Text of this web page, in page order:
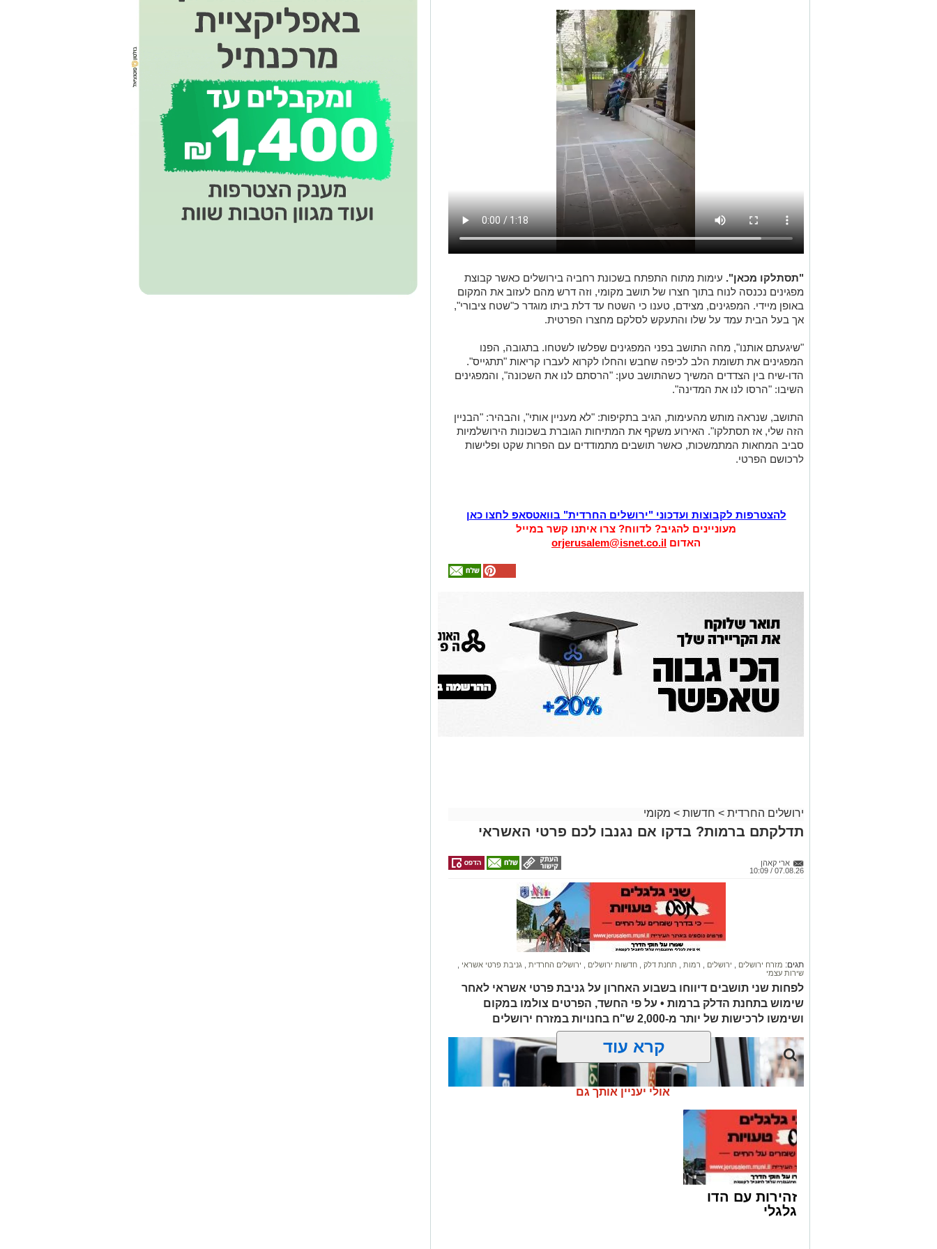
"תסתלקו מכאן". עימות מתוח התפתח בשכונת רחביה בירושלים כאשר קבוצת
מפגינים נכנסה לנוח בתוך חצרו של תושב מקומי, וזה דרש מהם לעזוב את המקום
באופן מיידי. המפגינים, מצידם, טענו כי השטח עד דלת ביתו מוגדר כ"שטח ציבורי",
אך בעל הבית עמד על שלו והתעקש לסלקם מחצרו הפרטית.
"שיגעתם אותנו", מחה התושב בפני המפגינים שפלשו לשטחו. בתגובה, הפנו
המפגינים את תשומת הלב לכיפה שחבש והחלו לקרוא לעברו קריאות "תתגייס".
הדו-שיח בין הצדדים המשיך כשהתושב טען: "הרסתם לנו את השכונה", והמפגינים
השיבו: "הרסו לנו את המדינה".
התושב, שנראה מותש מהעימות, הגיב בתקיפות: "לא מעניין אותי", והבהיר: "הבניין
הזה שלי, אז תסתלקו". האירוע משקף את המתיחות הגוברת בשכונות הירושלמיות
סביב המחאות המתמשכות, כאשר תושבים מתמודדים עם הפרות שקט ופלישות
לרכושם הפרטי.
להצטרפות לקבוצות ועדכוני "ירושלים החרדית" בוואטסאפ לחצו כאן
מעוניינים להגיב? לדווח? צרו איתנו קשר במייל
האדום orjerusalem@isnet.co.il
גם
גלגלי
ירושלים החרדית > חדשות > מקומי
תדלקתם ברמות? בדקו אם נגנבו לכם פרטי האשראי
ארי קאהן
07.08.26 / 10:09
תגים: מזרח ירושלים ירושלים רמות תחנת דלק חדשות ירושלים ירושלים החרדית גניבת פרטי אשראי
שירות עצמי
לפחות שני תושבים דיווחו בשבוע האחרון על גניבת פרטי אשראי לאחר
שימוש בתחנת הדלק ברמות • על פי החשד, הפרטים צולמו במקום
ושימשו לרכישות של יותר מ-2,000 ש"ח בחנויות במזרח ירושלים
קרא עוד
אולי יעניין אותך גם
זהירות עם הדו
גלגלי